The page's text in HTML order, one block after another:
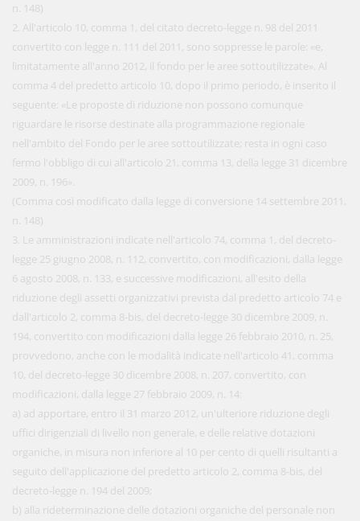
n. 148)
2. All'articolo 10, comma 1, del citato decreto-legge n. 98 del 2011
convertito con legge n. 111 del 2011, sono soppresse le parole: «e,
limitatamente all'anno 2012, il fondo per le aree sottoutilizzate». Al
comma 4 del predetto articolo 10, dopo il primo periodo, è inserito il
seguente: «Le proposte di riduzione non possono comunque
riguardare le risorse destinate alla programmazione regionale
nell'ambito del Fondo per le aree sottoutilizzate; resta in ogni caso
fermo l'obbligo di cui all'articolo 21, comma 13, della legge 31 dicembre
2009, n. 196».
(Comma così modificato dalla legge di conversione 14 settembre 2011,
n. 148)
3. Le amministrazioni indicate nell'articolo 74, comma 1, del decreto-
legge 25 giugno 2008, n. 112, convertito, con modificazioni, dalla legge
6 agosto 2008, n. 133, e successive modificazioni, all'esito della
riduzione degli assetti organizzativi prevista dal predetto articolo 74 e
dall'articolo 2, comma 8-bis, del decreto-legge 30 dicembre 2009, n.
194, convertito con modificazioni dalla legge 26 febbraio 2010, n. 25,
provvedono, anche con le modalità indicate nell'articolo 41, comma
10, del decreto-legge 30 dicembre 2008, n. 207, convertito, con
modificazioni, dalla legge 27 febbraio 2009, n. 14:
a) ad apportare, entro il 31 marzo 2012, un'ulteriore riduzione degli
uffici dirigenziali di livello non generale, e delle relative dotazioni
organiche, in misura non inferiore al 10 per cento di quelli risultanti a
seguito dell'applicazione del predetto articolo 2, comma 8-bis, del
decreto-legge n. 194 del 2009;
b) alla rideterminazione delle dotazioni organiche del personale non